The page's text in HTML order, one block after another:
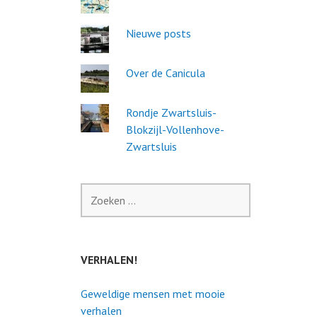
Nieuwe posts
Over de Canicula
Rondje Zwartsluis-
Blokzijl-Vollenhove-
Zwartsluis
naar:
VERHALEN!
Geweldige mensen met mooie
verhalen